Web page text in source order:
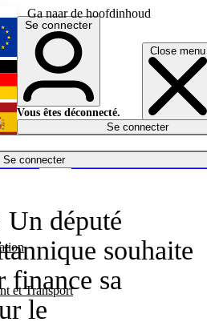
Ga naar de hoofdinhoud
Close menu
Se connecter
et Transport
English
Deutsch
Español
Se connecter
Vous êtes déconnecté.
Se connecter
député
souhaite
finance sa
le